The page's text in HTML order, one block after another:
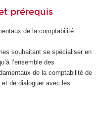
prérequis
de la comptabilité
souhaitant se spécialiser en
l’ensemble des
de la comptabilité de
de dialoguer avec les